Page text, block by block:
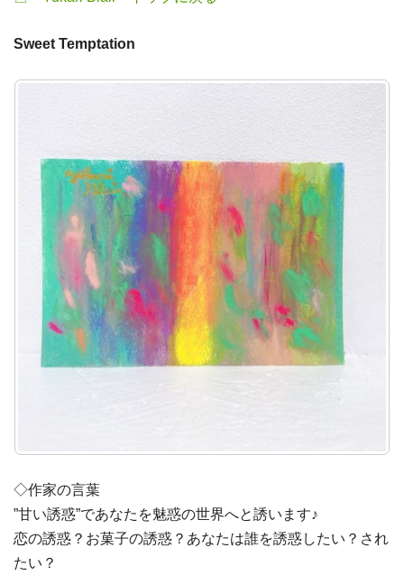
Sweet Temptation
◇作家の言葉
”甘い誘惑”であなたを魅惑の世界へと誘います♪
恋の誘惑？お菓子の誘惑？あなたは誰を誘惑したい？され
たい？